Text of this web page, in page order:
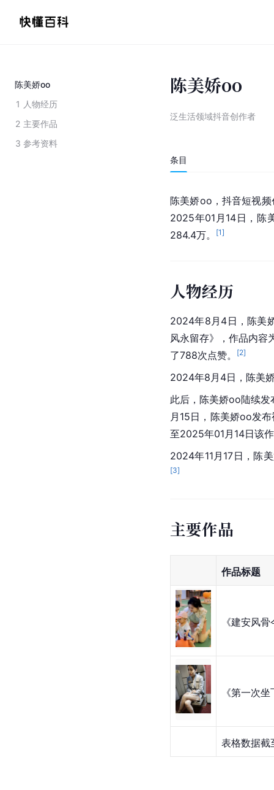
陈美娇oo
1 人物经历
2 主要作品
3 参考资料
陈美娇oo
泛生活领域抖音创作者
条目
陈美娇oo，抖音短视
2025年01月14日，陈
284.4万。
[1]
人物经历
2024年8月4日，陈美
风永留存》，作品内容
了788次点赞。
[2]
2024年8月4日，陈美
此后，陈美娇oo陆续
月15日，陈美娇oo发
至2025年01月14日该
2024年11月17日，陈
[3]
主要作品
作品标题
《建安风
《第一次
表格数据截